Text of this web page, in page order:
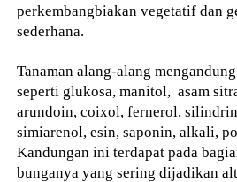
perkembangbiakan vegetatif dan
sederhana.
Tanaman alang-alang
seperti glukosa, manitol, asam
arundoin, coixol, fernerol,
simiarenol, esin, saponin, alkali,
Kandungan ini terdapat pada
bunganya yang sering dijadikan